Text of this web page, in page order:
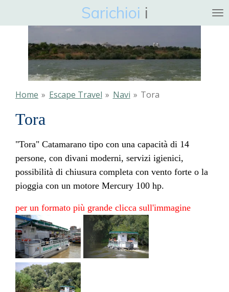
hoofdinhoud
Sarichioi i
Home » Escape Travel » Navi » Tora
Tora
"Tora" Catamarano tipo con una capacità di 14
persone, con divani moderni, servizi igienici,
possibilità di chiusura completa con vento forte o la
pioggia con un motore Mercury 100 hp.
per un formato più grande clicca sull'immagine